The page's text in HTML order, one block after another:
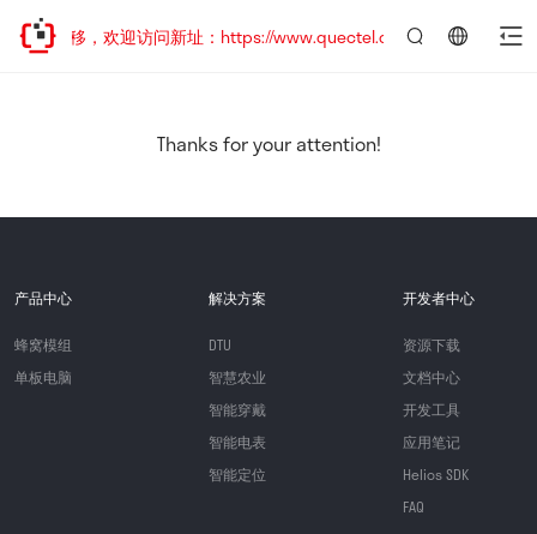
址已迁移，欢迎访问新址：https://www.quectel.com.cn
Thanks for your attention!
产品中心
蜂窝模组
单板电脑
解决方案
DTU
智慧农业
智能穿戴
智能电表
智能定位
开发者中心
资源下载
文档中心
开发工具
应用笔记
Helios SDK
FAQ